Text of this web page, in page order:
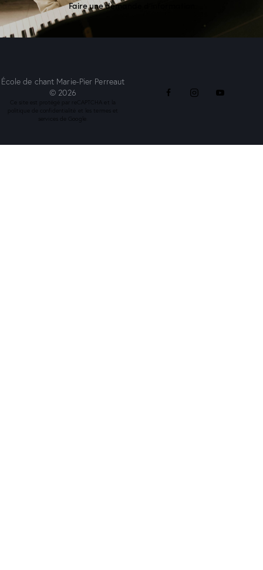
Faire une demande d'information
École de chant Marie-Pier Perreaut
© 2026
Ce site est protégé par reCAPTCHA et la
politique de confidentialité
et les termes et